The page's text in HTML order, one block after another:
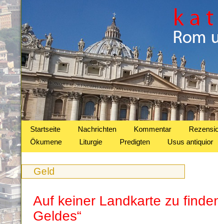
Startseite Nachrichten Kommentar
Ökumene
Liturgie Predigten Usus antiquior
Geld
Auf keiner Landkarte zu
Geldes“